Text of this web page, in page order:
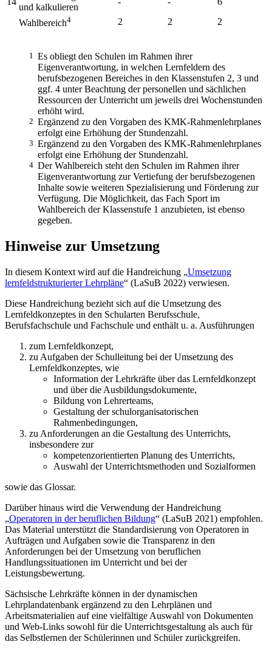
und kalkulieren
Wahlbereich4 2 2 2
1 Es obliegt den Schulen im Rahmen ihrer
Eigenverantwortung, in welchen Lernfeldern des
berufsbezogenen Bereiches in den Klassenstufen 2, 3 und
ggf. 4 unter Beachtung der personellen und sächlichen
Ressourcen der Unterricht um jeweils drei Wochenstunden
erhöht wird.
2 Ergänzend zu den Vorgaben des KMK-Rahmenlehrplanes
erfolgt eine Erhöhung der Stundenzahl.
3 Ergänzend zu den Vorgaben des KMK-Rahmenlehrplanes
erfolgt eine Erhöhung der Stundenzahl.
4 Der Wahlbereich steht den Schulen im Rahmen ihrer
Eigenverantwortung zur Vertiefung der berufsbezogenen
Inhalte sowie weiteren Spezialisierung und Förderung zur
Verfügung. Die Möglichkeit, das Fach Sport im
Wahlbereich der Klassenstufe 1 anzubieten, ist ebenso
gegeben.
Hinweise zur Umsetzung
In diesem Kontext wird auf die Handreichung „Umsetzung
lernfeldstrukturierter Lehr­pläne“ (LaSuB 2022) verwiesen.
Diese Handreichung bezieht sich auf die Umsetzung des
Lernfeldkonzeptes in den Schul­arten Berufsschule,
Berufsfachschule und Fachschule und enthält u. a. Ausführungen
zum Lernfeldkonzept,
zu Aufgaben der Schulleitung bei der Umsetzung des
Lernfeldkonzeptes, wie
Information der Lehrkräfte über das Lernfeldkonzept
und über die Ausbildungsdokumente,
Bildung von Lehrerteams,
Gestaltung der schulorganisatorischen
Rahmenbedingungen,
zu Anforderungen an die Gestaltung des Unterrichts,
insbesondere zur
kompetenzorientierten Planung des Unterrichts,
Auswahl der Unterrichtsmethoden und Sozialformen
sowie das Glossar.
Darüber hinaus wird die Verwendung der Handreichung
„Operatoren in der beruflichen Bildung“ (LaSuB 2021) empfohlen.
Das Material unterstützt die Standardisierung von Operatoren in
Aufträgen und Aufgaben sowie die Transparenz in den
Anforderungen bei der Umsetzung von beruflichen
Handlungssituationen im Unterricht und bei der
Leistungsbewertung.
Sächsische Lehrkräfte können in der dynamischen
Lehrplandatenbank ergänzend zu den Lehrplänen und
Arbeitsmaterialien auf eine vielfältige Auswahl von Dokumenten
und Web-Links sowohl für die Unterrichtsgestaltung als auch für
das Selbstlernen der Schülerinnen und Schüler zurückgreifen.